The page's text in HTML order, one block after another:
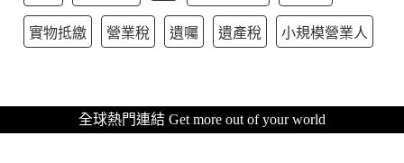
實物抵繳 營業稅 遺囑 遺產稅 小規模營業人
全球熱門連結 Get more out of your world